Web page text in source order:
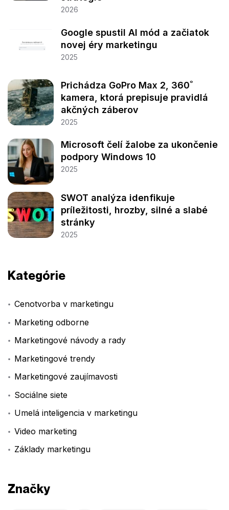
2026
Google spustil AI mód a začiatok
novej éry marketingu
2025
Prichádza GoPro Max 2, 360˚
kamera, ktorá prepisuje pravidlá
akčných záberov
2025
Microsoft čelí žalobe za ukončenie
podpory Windows 10
2025
SWOT analýza idenfikuje
príležitosti, hrozby, silné a slabé
stránky
2025
Kategórie
Cenotvorba v marketingu
Marketing odborne
Marketingové návody a rady
Marketingové trendy
Marketingové zaujímavosti
Sociálne siete
Umelá inteligencia v marketingu
Video marketing
Základy marketingu
Značky